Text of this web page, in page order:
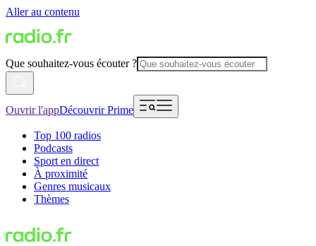
Aller au contenu
Que souhaitez-vous écouter ?
Ouvrir l'appDécouvrir Prime
Top 100 radios
Podcasts
Sport en direct
À proximité
Genres musicaux
Thèmes